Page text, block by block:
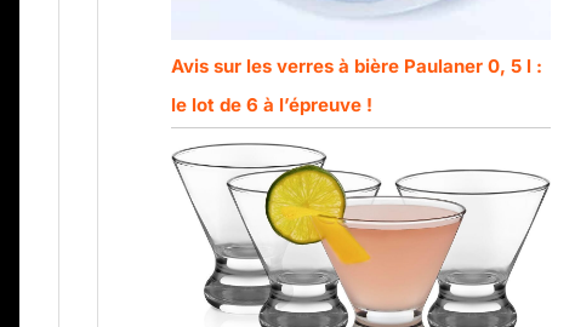
Avis sur les verres à bière Paulaner 0, 5 l :
le lot de 6 à l’épreuve !